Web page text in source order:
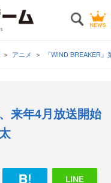
アニメ 『WIND BREAKER
来年4月放送開始